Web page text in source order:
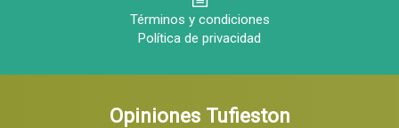
Términos y condiciones
Política de privacidad
Opiniones Tufieston